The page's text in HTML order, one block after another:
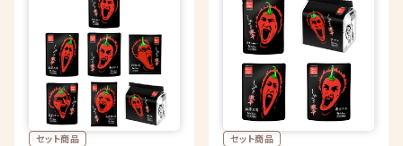
セット商品 セット商品